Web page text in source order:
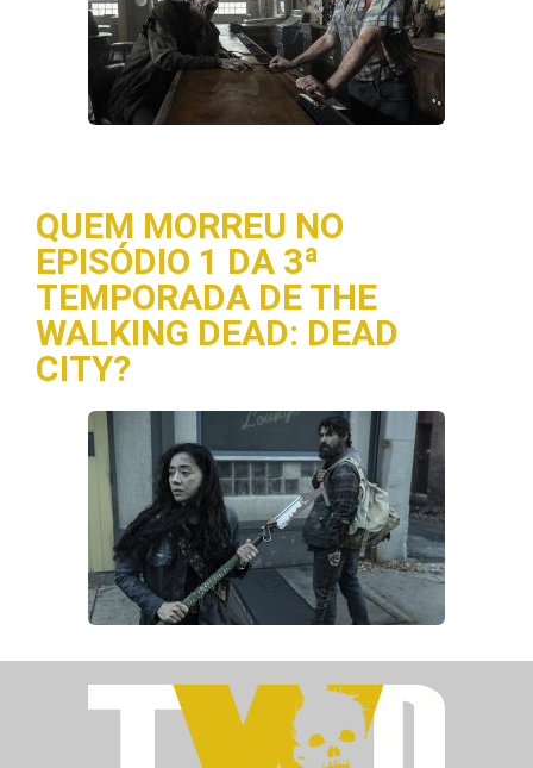
QUEM MORREU NO
EPISÓDIO 1 DA 3ª
TEMPORADA DE THE
WALKING DEAD: DEAD
CITY?